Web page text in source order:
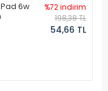
6w
%72 indirim
198,38 TL
54,66 TL